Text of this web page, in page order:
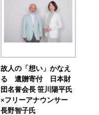
故人の「想い」かなえ
る 遺贈寄付 日本財
団名誉会長 笹川陽平氏
×フリーアナウンサー
長野智子氏